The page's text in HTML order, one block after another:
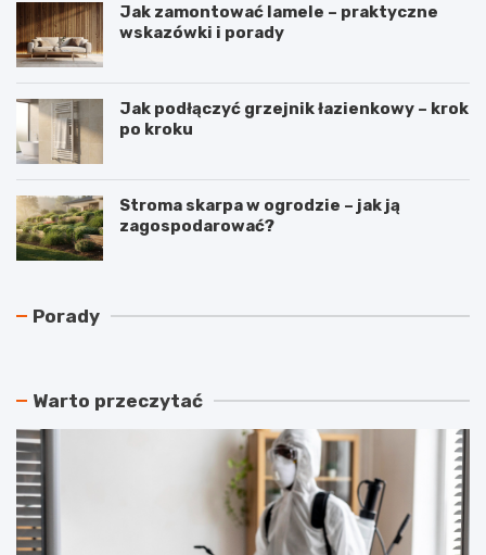
Jak zamontować lamele – praktyczne
wskazówki i porady
Jak podłączyć grzejnik łazienkowy – krok
po kroku
Stroma skarpa w ogrodzie – jak ją
zagospodarować?
Porady
a
ń
z
y
m
a
t
e
z
k
p
e
r
a
c
j
Warto przeczytać